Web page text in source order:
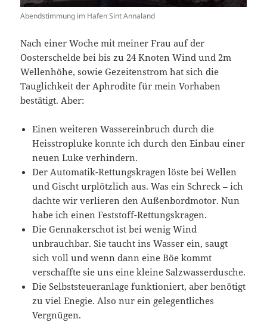
Abendstimmung im Hafen Sint Annaland
Nach einer Woche mit meiner Frau auf der
Oosterschelde bei bis zu 24 Knoten Wind und 2m
Wellenhöhe, sowie Gezeitenstrom hat sich die
Tauglichkeit der Aphrodite für mein Vorhaben
bestätigt. Aber:
Einen weiteren Wassereinbruch durch die
Heisstropluke konnte ich durch den Einbau einer
neuen Luke verhindern.
Der Automatik-Rettungskragen löste bei Wellen
und Gischt urplötzlich aus. Was ein Schreck – ich
dachte wir verlieren den Außenbordmotor. Nun
habe ich einen Feststoff-Rettungskragen.
Die Gennakerschot ist bei wenig Wind
unbrauchbar. Sie taucht ins Wasser ein, saugt
sich voll und wenn dann eine Böe kommt
verschaffte sie uns eine kleine Salzwasserdusche.
Die Selbststeueranlage funktioniert, aber benötigt
zu viel Enegie. Also nur ein gelegentliches
Vergnügen.